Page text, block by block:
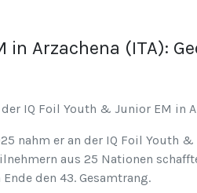
in Arzachena (ITA):
IQ Foil Youth & Junior EM in
nahm er an der IQ Foil Youth
aus 25 Nationen
den 43. Gesamtrang.